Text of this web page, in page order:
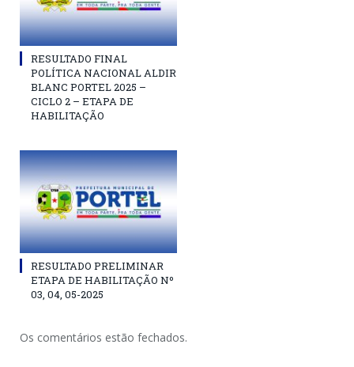
RESULTADO FINAL
POLÍTICA NACIONAL ALDIR
BLANC PORTEL 2025 –
CICLO 2 – ETAPA DE
HABILITAÇÃO
RESULTADO PRELIMINAR
ETAPA DE HABILITAÇÃO Nº
03, 04, 05-2025
Os comentários estão fechados.